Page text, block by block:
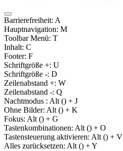
Barrierefreiheit: A
Hauptnavigation: M
Toolbar Menü: T
Inhalt: C
Footer: F
Schriftgröße +: U
Schriftgröße -: D
Zeilenabstand +: W
Zeilenabstand -: Q
Nachtmodus : Alt () + J
Ohne Bilder: Alt () + K
Fokus: Alt () + G
Tastenkombinationen: Alt () + O
Tastensteuerung aktivieren: Alt () + V
Alles zurücksetzen: Alt () + Y